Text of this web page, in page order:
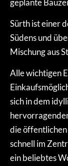
Sürth ist einer
Südens und
Mischung aus
Alle wichtigen
sich in dem
die
schnell im
ein beliebtes